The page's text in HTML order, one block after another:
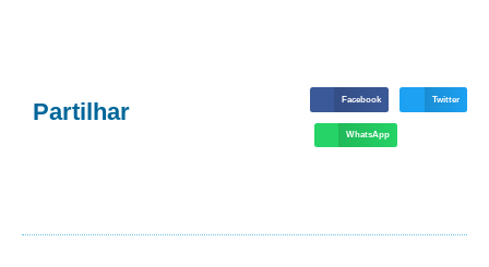
Partilhar Facebook Twitter
WhatsApp